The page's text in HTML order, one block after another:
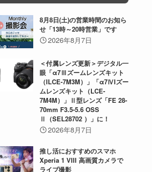
8月8日(土)の営業時間のお知ら
せ「13時～20時営業」です
2026年8月7日
＜付属レンズ更新＞デジタル一
眼「α7Ⅲズームレンズキット
（ILCE-7M3M）」「α7ⅣIズー
ムレンズキット（LCE-
7M4M）」Ⅱ型レンズ「FE 28-
70mm F3.5-5.6 OSS
Ⅱ（SEL28702 ）」に！
2026年8月7日
推し活におすすめのスマホ
Xperia 1 VIII 高画質カメラで
ライブ撮影